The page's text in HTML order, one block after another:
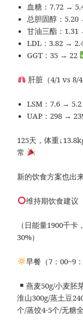
血糖：7.72 →
总胆固醇：5.20
甘油三酯：1.31
LDL：3.82 →
GGT：35 → 22
肝脏（4/1 vs 8/4
LSM：7.6 → 5.2
UAP：298 →
125天，体重
常
新的饮食方案也出
维持期饮食建议
（日能量1900千
30%）
早餐（7：00~9：
燕麦50g/小麦胚
淮山300g/蒸土豆
个/蒸饺4-5个/无糖